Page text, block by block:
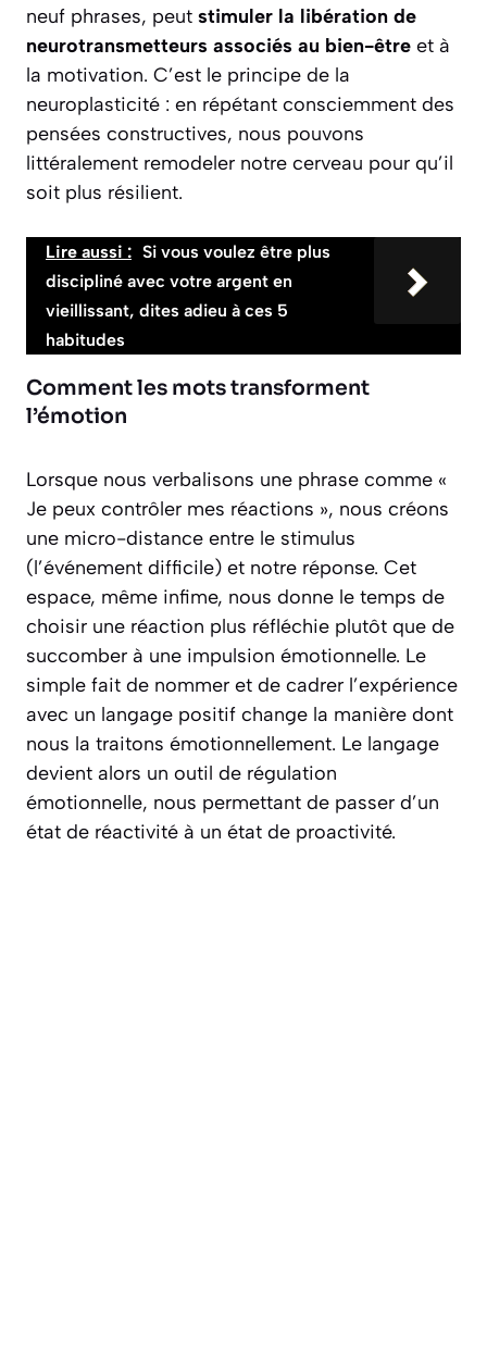
neuf phrases, peut stimuler la libération de
neurotransmetteurs associés au bien-être et à
la motivation. C’est le principe de la
neuroplasticité : en répétant consciemment des
pensées constructives, nous pouvons
littéralement remodeler notre cerveau pour qu’il
soit plus résilient.
Lire aussi : Si vous voulez être plus
discipliné avec votre argent en
vieillissant, dites adieu à ces 5
habitudes
Comment les mots transforment
l’émotion
Lorsque nous verbalisons une phrase comme «
Je peux contrôler mes réactions », nous créons
une micro-distance entre le stimulus
(l’événement difficile) et notre réponse. Cet
espace, même infime, nous donne le temps de
choisir une réaction plus réfléchie plutôt que de
succomber à une impulsion émotionnelle. Le
simple fait de nommer et de cadrer l’expérience
avec un langage positif change la manière dont
nous la traitons émotionnellement. Le langage
devient alors un outil de régulation
émotionnelle, nous permettant de passer d’un
état de réactivité à un état de proactivité.